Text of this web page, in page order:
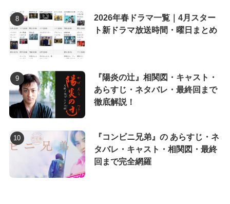
2026年春ドラマ一覧｜4月スター
ト新ドラマ放送時間・曜日まとめ
『陽炎の辻』相関図・キャスト・
あらすじ・ネタバレ・最終回まで
徹底解説！
『コンビニ兄弟』の あらすじ・ネ
タバレ・キャスト・相関図・最終
回まで完全網羅